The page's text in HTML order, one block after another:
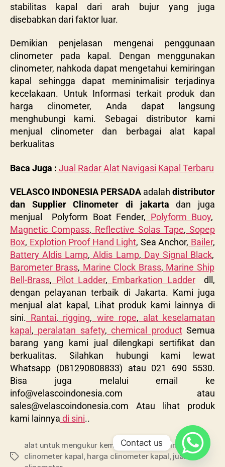
stabilitas kapal dari arah bujur yang juga
disebabkan dari faktor luar.
Demikian penjelasan mengenai penggunaan
clinometer pada kapal. Dengan menggunakan
clinometer, nahkoda dapat mengetahui kemiringan
kapal sehingga dapat meminimalisir terjadinya
kecelakaan. Untuk Informasi terkait produk dan
harga clinometer, Anda dapat langsung
menghubungi kami. Sebagai distributor kami
menjual clinometer dan berbagai alat kapal
berkualitas
Baca Juga : Jual Radar Alat Navigasi Kapal Terbaru
VELASCO INDONESIA PERSADA adalah distributor
dan Supplier Clinometer di jakarta dan juga
menjual Polyform Boat Fender, Polyform Buoy,
Magnetic Compass, Reflective Solas Tape, Sopep
Box, Explotion Proof Hand Light, Sea Anchor, Bailer,
Battery Aldis Lamp, Aldis Lamp, Day Signal Black,
Barometer Brass, Marine Clock Brass, Marine Ship
Bell-Brass, Pilot Ladder, Embarkation Ladderdll,
dengan pelayanan terbaik di Jakarta. Kami juga
menjual alat kapal, Lihat produk kami lainnya di
sini. Rantai, rigging, wire rope, alat keselamatan
kapal , peralatan safety, chemical productSemua
barang yang kami jual dilengkapi sertifikat dan
berkualitas. Silahkan hubungi kami lewat
Whatsapp (081290808833) atau 021 690 5530.
Bisa juga melalui email ke
info@velascoindonesia.com atau
sales@velascoindonesia.com Atau lihat produk
kami lainnya di sini..
alat untuk mengukur kemiringan kapal, clinometer,
clinometer kapal, harga clinometer kapal, jual
Contact us